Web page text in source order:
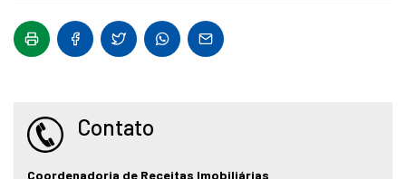
Contato
Coordenadoria de Receitas Imobiliárias